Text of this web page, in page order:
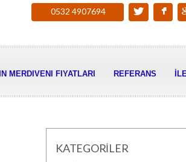
0532 4907694
MERDIVENI FIYATLARI REFERANS
KATEGORİLER